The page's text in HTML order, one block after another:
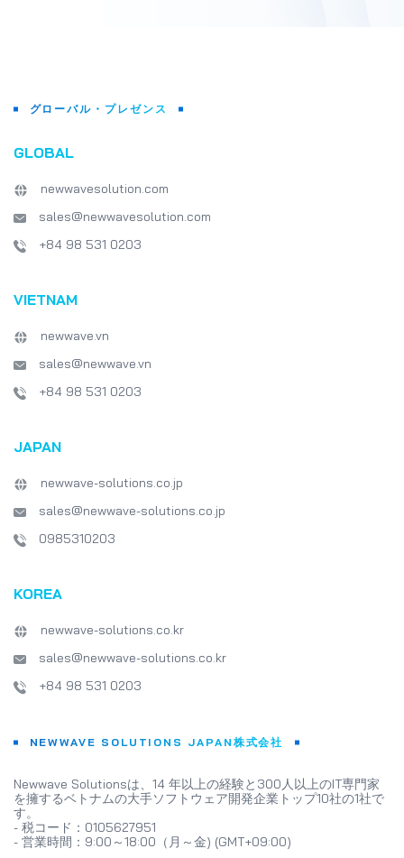
グローバル・プレゼンス
GLOBAL
newwavesolution.com
sales@newwavesolution.com
+84 98 531 0203
VIETNAM
newwave.vn
sales@newwave.vn
+84 98 531 0203
JAPAN
newwave-solutions.co.jp
sales@newwave-solutions.co.jp
0985310203
KOREA
newwave-solutions.co.kr
sales@newwave-solutions.co.kr
+84 98 531 0203
NEWWAVE SOLUTIONS JAPAN株式会社
Newwave Solutionsは、14 年以上の経験と300人以上のIT専門家
を擁するベトナムの大手ソフトウェア開発企業トップ10社の1社で
す。
- 税コード：0105627951
- 営業時間：9:00～18:00（月～金) (GMT+09:00)